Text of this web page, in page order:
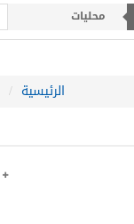
محليات
الرئيسية